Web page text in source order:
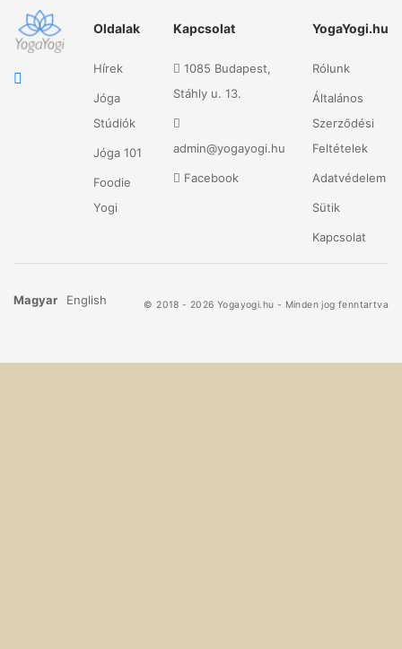
Oldalak
Hírek
Jóga
Stúdiók
Jóga 101
Foodie
Yogi
Kapcsolat
1085 Budapest,
Stáhly u. 13.
admin@yogayogi.hu
Facebook
YogaYogi.hu
Rólunk
Általános
Szerződési
Feltételek
Adatvédelem
Sütik
Kapcsolat
Magyar English © 2018 - 2026 Yogayogi.hu - Minden jog fenntartva